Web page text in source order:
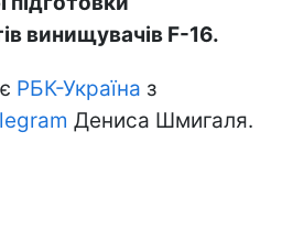
винищувачів F-16.
РБК-Україна з
Дениса Шмигаля.